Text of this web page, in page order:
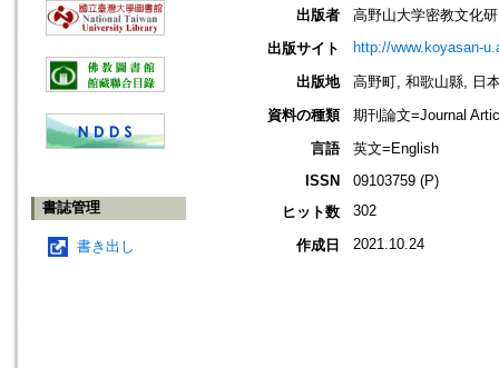
書誌管理
書き出し
出版者
高野山大学密教文化
出版サイト
http://www.koyasan-
出版地
高野町, 和歌山縣, 日
資料の種類
期刊論文=Journal
言語
英文=English
ISSN
09103759 (P)
ヒット数
302
作成日 2021.10.24